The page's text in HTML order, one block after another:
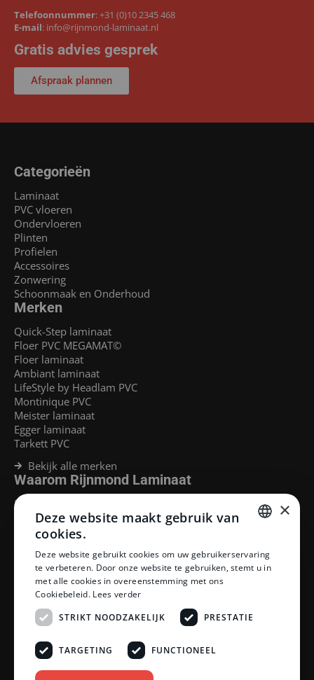
Telefoonnummer:+31 (0)10 2345 468
E-mail: info@rijnmond-laminaat.nl
Gratis advies gesprek
Afspraak plannen
Categorieën
Laminaat
PVC vloeren
Ondervloeren
Plinten
Profielen
Accessoires
Zonwering
Schoonmaak en Onderhoud
Merken
Quick-Step laminaat
Floer PVC MEGAMAT©
Floer laminaat
Ambiant laminaat
LifeStyle by Headlam PVC
Montinique PVC
Meister laminaat
Egger laminaat
Tarkett PVC
Bekijk alle merken
Waarom Rijnmond Laminaat
Legservice
Laminaat Capelle aan den Ijssel
Laminaat voor vloerverwarming
Klantenservice
Betaalmethoden
Openingstijden showroom
Afhalen en bezorgen
Retourprocedure
Veelgestelde vragen
Legservice
Neem contact op
DUTCH
×
Deze website maakt gebruik van
cookies.
Deze website gebruikt cookies om uw gebruikerservaring
te verbeteren. Door onze website te gebruiken, stemt u in
met alle cookies in overeenstemming met ons
Cookiebeleid. Lees verder
STRIKT NOODZAKELIJK
PRESTATIE
TARGETING FUNCTIONEEL